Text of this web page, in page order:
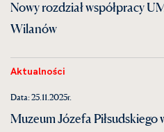
Nowy rozdział współpracy
Wilanów
Aktualności
Data: 25.11.2025r.
Muzeum Józefa